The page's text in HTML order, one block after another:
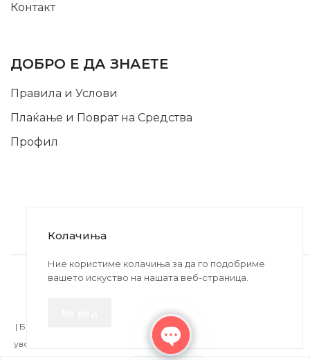
Контакт
ДОБРО Е ДА ЗНАЕТЕ
Правила и Услови
Плаќање и Поврат на Средства
Профил
2020-2024 © MB DISKONT. Изработено од
БРАМИТ ДООЕЛ
| БРАЌА МИНКОВИ 57, 2400 СТРУМИЦА | ДПТУ
увоз-извоз Струмица Д.Б.: MK4027005146330 | ЕМБС: 6030530 |
Колачиња
Ние користиме колачиња за да го подобриме
вашето искуство на нашата веб-страница.